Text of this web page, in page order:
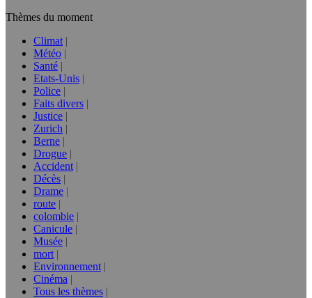
Thèmes du moment
Climat
Météo
Santé
Etats-Unis
Police
Faits divers
Justice
Zurich
Berne
Drogue
Accident
Décès
Drame
route
colombie
Canicule
Musée
mort
Environnement
Cinéma
Tous les thèmes